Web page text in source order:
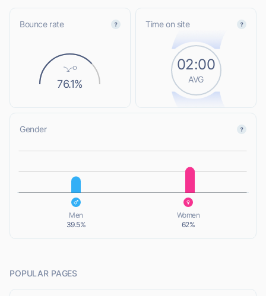
Bounce rate
76.1%
Time on site
02:00
AVG
Gender
L
Men
39.5%
Women
62%
POPULAR PAGES